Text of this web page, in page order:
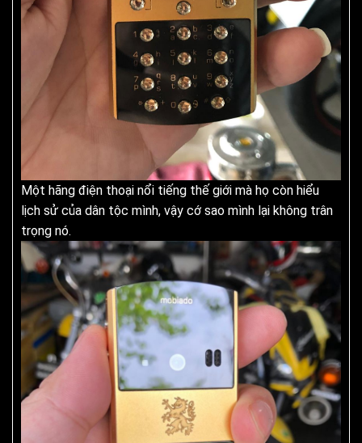
Một hãng điện thoại nổi tiếng thế giới mà họ còn hiểu
lịch sử của dân tộc mình, vậy cớ sao mình lại không trân
trọng nó.